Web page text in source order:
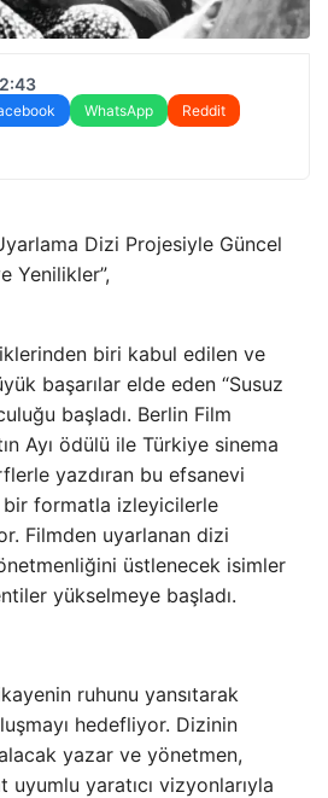
WhatsApp
Reddit
Dizi Projesiyle Güncel
Yenilikler”,
biri kabul edilen ve
başarılar elde eden “Susuz
başladı. Berlin Film
Ayı ödülü ile Türkiye sinema
yazdıran bu efsanevi
bir formatla izleyicilerle
Filmden uyarlanan dizi
üstlenecek isimler
yükselmeye başladı.
ruhunu yansıtarak
hedefliyor. Dizinin
yazar ve yönetmen,
yaratıcı vizyonlarıyla